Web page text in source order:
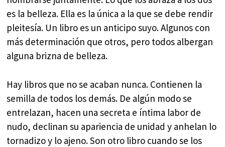
es la belleza. Ella es la única a la que se debe rendir
pleitesía. Un libro es un anticipo suyo. Algunos con
más determinación que otros, pero todos albergan
alguna brizna de belleza.
Hay libros que no se acaban nunca. Contienen la
semilla de todos los demás. De algún modo se
entrelazan, hacen una secreta e íntima labor de
nudo, declinan su apariencia de unidad y anhelan lo
tornadizo y lo ajeno. Son otro libro cuando se los